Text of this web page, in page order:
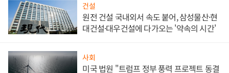
건설
원전 건설 국내외서 속도 붙어, 삼성물산·현
대건설·대우건설에 다가오는 '약속의 시간'
사회
미국 법원 "트럼프 정부 풍력 프로젝트 동결